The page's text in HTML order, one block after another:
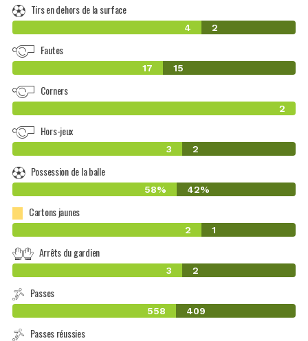
Tirs en dehors de la surface
4 2
Fautes
17 15
Corners
2
Hors-jeux
3 2
Possession de la balle
58% 42%
Cartons jaunes
2 1
Arrêts du gardien
3 2
Passes
558 409
Passes réussies